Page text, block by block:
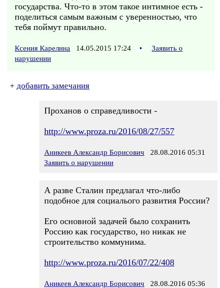
государства. Что-то в этом такое интимное есть -
поделиться самым важным с уверенностью, что
тебя поймут правильно.
Ксения Карелина 14.05.2015 17:24 •
Заявить о
нарушении
+ добавить замечания
Проханов о справедливости -
http://www.proza.ru/2016/08/27/557
Аникеев Александр Борисович 28.08.2016 05:31
Заявить о нарушении
А разве Сталин предлагал что-либо
подобное для социалього развития России?
Его основной задачей было сохранить
Россию как государство, но никак не
строительство коммунима.
http://www.proza.ru/2016/07/22/408
Аникеев Александр Борисович 28.08.2016 05:36